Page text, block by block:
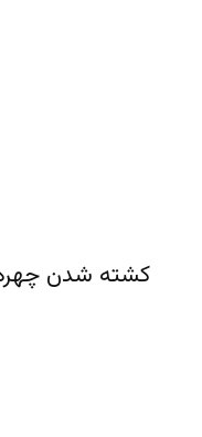
کشته شدن